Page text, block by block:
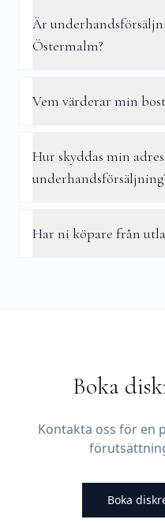
Är
Östermalm?
Vem värderar min
Hur skyddas min
Har ni köpare från
Boka
Kontakta oss för en
Boka